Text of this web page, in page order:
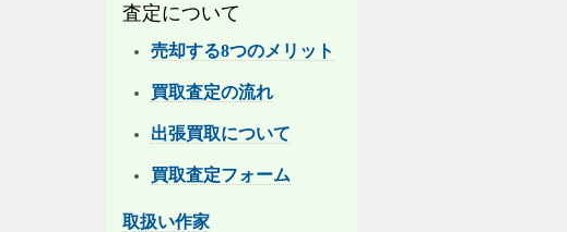
査定について
売却する8つのメリット
買取査定の流れ
出張買取について
買取査定フォーム
取扱い作家